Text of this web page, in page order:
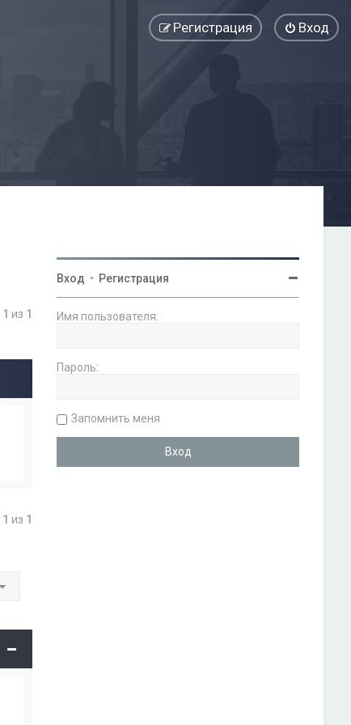
Вход
Регистрация
1 из 1
1 из 1
Вход • Регистрация
Имя пользователя:
Пароль:
Запомнить меня